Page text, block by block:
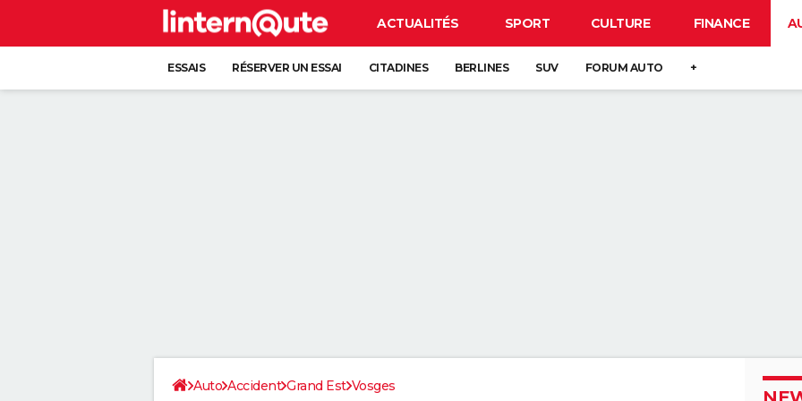
ACTUALITÉS SPORT CULTURE FINANCE
ESSAIS RÉSERVER UN ESSAI CITADINES BERLINES SUV FORUM AUTO +
Auto Accident Grand Est Vosges